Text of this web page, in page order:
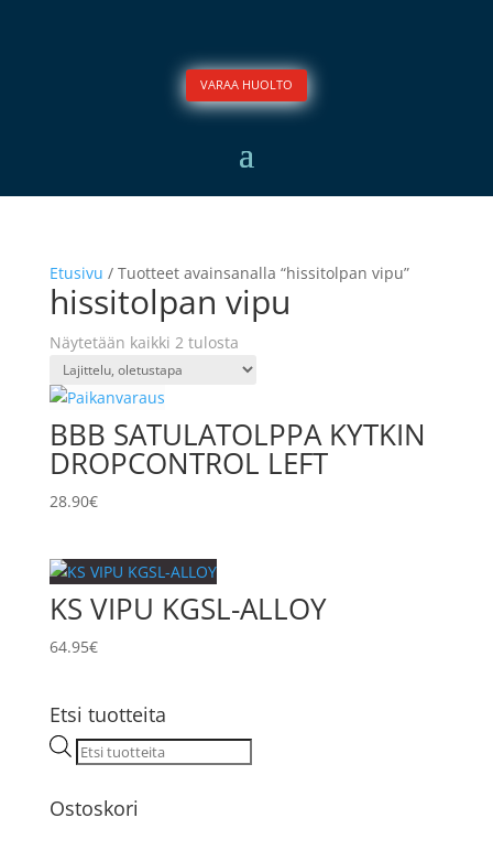
VARAA HUOLTO
Etusivu / Tuotteet avainsanalla “hissitolpan vipu”
hissitolpan vipu
Näytetään kaikki 2 tulosta
BBB SATULATOLPPA KYTKIN
DROPCONTROL LEFT
28.90€
KS VIPU KGSL-ALLOY
64.95€
Etsi tuotteita
Products
search
Ostoskori